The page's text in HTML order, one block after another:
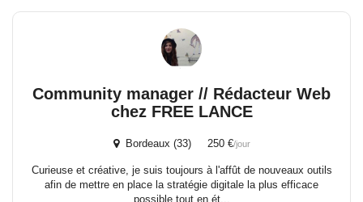
Community manager // Rédacteur Web
chez FREE LANCE
Bordeaux (33) 250 €/jour
Curieuse et créative, je suis toujours à l'affût de nouveaux outils
afin de mettre en place la stratégie digitale la plus efficace
possible tout en ét...